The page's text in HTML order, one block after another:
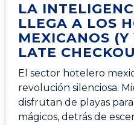
LA
LLEGA A LOS
MEXICANOS
LATE
El sector hotelero
revolución silenciosa.
disfrutan de playas
mágicos, detrás de